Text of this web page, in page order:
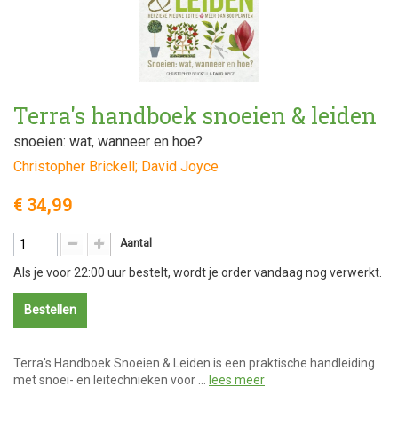
Terra's handboek snoeien & leiden
snoeien: wat, wanneer en hoe?
Christopher Brickell; David Joyce
€ 34,99
Aantal
Als je voor 22:00 uur bestelt, wordt je order vandaag nog verwerkt.
Bestellen
Terra's Handboek Snoeien & Leiden is een praktische handleiding
met snoei- en leitechnieken voor …
lees meer